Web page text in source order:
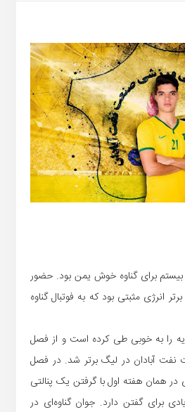
بیستم برای گناوه خوش یمن بود. حضور
انرژی مثبتی بود که به فوتبال گناوه
را به خوبی طی کرده است و از فصل
آبادان در لیگ برتر شد. در فصل
در همان هفته اول با گرفتن یک پنالتی
برای گفتن دارد. جوان گناوه‌ای در